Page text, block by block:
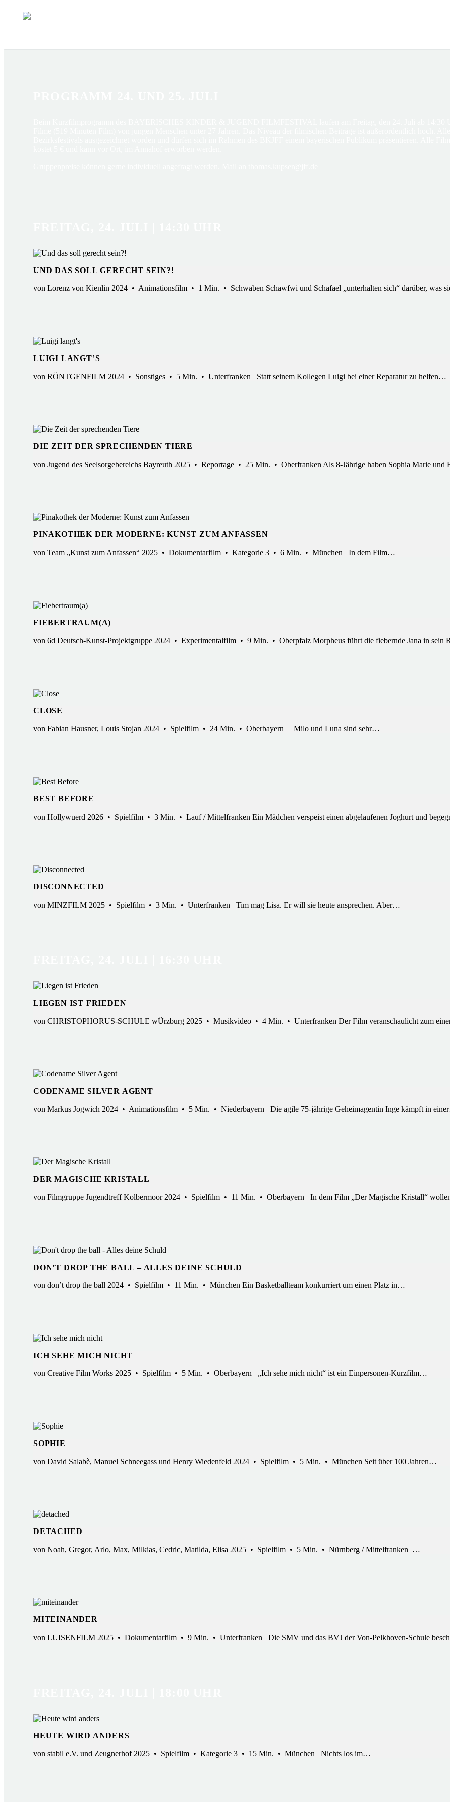
UND DAS SOLL GERECHT SEIN?!
von Lorenz von Kienlin 2024 • Animationsfilm • 1 Min. • Schwaben Schawfwi und Schafael „unterhalten sich“ darüber, was
LUIGI LANGT’S
von RÖNTGENFILM 2024 • Sonstiges • 5 Min. • Unterfranken Statt seinem Kollegen Luigi bei einer Reparatur zu helfen…
DIE ZEIT DER SPRECHENDEN TIERE
von Jugend des Seelsorgebereichs Bayreuth 2025 • Reportage • 25 Min. • Oberfranken Als 8-Jährige haben Sophia Marie und
PINAKOTHEK DER MODERNE: KUNST ZUM ANFASSEN
von Team „Kunst zum Anfassen“ 2025 • Dokumentarfilm • Kategorie 3 • 6 Min. • München In dem Film…
FIEBERTRAUM(A)
von 6d Deutsch-Kunst-Projektgruppe 2024 • Experimentalfilm • 9 Min. • Oberpfalz Morpheus führt die fiebernde Jana in sein
CLOSE
von Fabian Hausner, Louis Stojan 2024 • Spielfilm • 24 Min. • Oberbayern Milo und Luna sind sehr…
BEST BEFORE
von Hollywuerd 2026 • Spielfilm • 3 Min. • Lauf / Mittelfranken Ein Mädchen verspeist einen abgelaufenen Joghurt und
DISCONNECTED
von MINZFILM 2025 • Spielfilm • 3 Min. • Unterfranken Tim mag Lisa. Er will sie heute ansprechen. Aber…
LIEGEN IST FRIEDEN
von CHRISTOPHORUS-SCHULE wÜrzburg 2025 • Musikvideo • 4 Min. • Unterfranken Der Film veranschaulicht zum
CODENAME SILVER AGENT
von Markus Jogwich 2024 • Animationsfilm • 5 Min. • Niederbayern Die agile 75-jährige Geheimagentin Inge kämpft in
DER MAGISCHE KRISTALL
von Filmgruppe Jugendtreff Kolbermoor 2024 • Spielfilm • 11 Min. • Oberbayern In dem Film „Der Magische Kristall“
DON’T DROP THE BALL – ALLES DEINE SCHULD
von don’t drop the ball 2024 • Spielfilm • 11 Min. • München Ein Basketballteam konkurriert um einen Platz in…
ICH SEHE MICH NICHT
von Creative Film Works 2025 • Spielfilm • 5 Min. • Oberbayern „Ich sehe mich nicht“ ist ein Einpersonen-Kurzfilm…
SOPHIE
von David Salabè, Manuel Schneegass und Henry Wiedenfeld 2024 • Spielfilm • 5 Min. • München Seit über 100 Jahren…
DETACHED
von Noah, Gregor, Arlo, Max, Milkias, Cedric, Matilda, Elisa 2025 • Spielfilm • 5 Min. • Nürnberg / Mittelfranken …
MITEINANDER
von LUISENFILM 2025 • Dokumentarfilm • 9 Min. • Unterfranken Die SMV und das BVJ der Von-Pelkhoven-Schule
HEUTE WIRD ANDERS
von stabil e.V. und Zeugnerhof 2025 • Spielfilm • Kategorie 3 • 15 Min. • München Nichts los im…